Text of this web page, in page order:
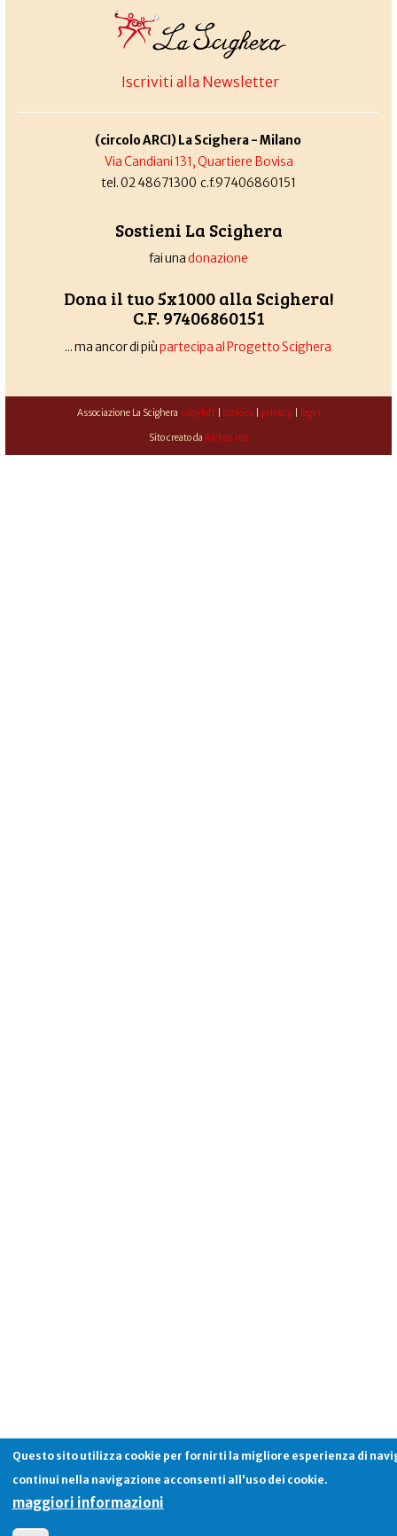
Iscriviti alla Newsletter
(circolo ARCI) La Scighera - Milano
Via Candiani 131, Quartiere Bovisa
tel. 02 48671300 c.f.97406860151
Sostieni La Scighera
fai unadonazione
Dona il tuo 5x1000 alla Scighera!
C.F. 97406860151
... ma ancor di piùpartecipa al Progetto Scighera
Associazione La Scighera copyleft| cookies| privacy| login
Sito creato da Alekos.net
Questo sito utilizza cookie per fornirti la migliore esperienza di
continui nella navigazione acconsenti all'uso dei cookie.
maggiori informazioni